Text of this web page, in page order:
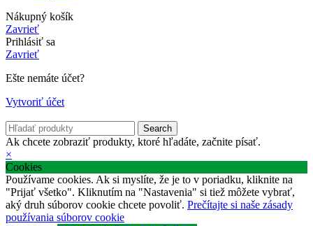
Nákupný košík
Zavrieť
Prihlásiť sa
Zavrieť
Ešte nemáte účet?
Vytvoriť účet
Search
Ak chcete zobraziť produkty, ktoré hľadáte, začnite písať.
×
Cookies
Používame cookies. Ak si myslíte, že je to v poriadku, kliknite na
"Prijať všetko". Kliknutím na "Nastavenia" si tiež môžete vybrať,
aký druh súborov cookie chcete povoliť. Prečítajte si naše zásady
používania súborov cookie